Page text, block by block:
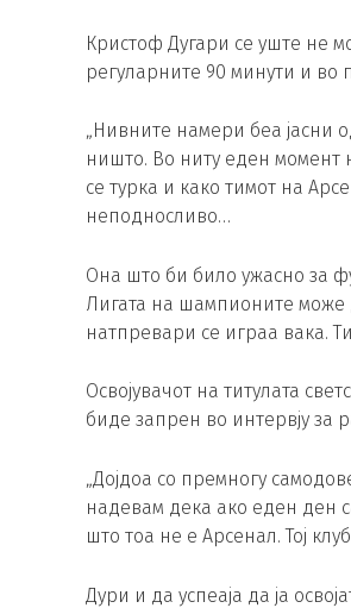
Кристоф Дугари се уште не
регуларните 90 минути и во
„Нивните намери беа јасни
ништо. Во ниту еден момент
се турка и како тимот на
неподносливо…
Она што би било ужасно за
Лигата на шампионите може
натпревари се играа вака.
Освојувачот на титулата
биде запрен во интервју за
„Дојдоа со премногу
надевам дека ако еден ден
што тоа не е Арсенал. Тој
Дури и да успеаја да ја